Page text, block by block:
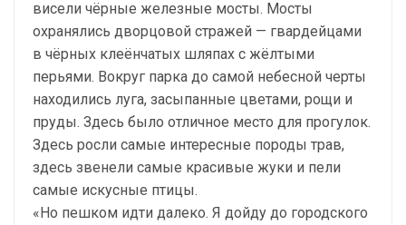
висели чёрные железные мосты. Мосты
охранялись дворцовой стражей — гвардейцами
в чёрных клеёнчатых шляпах с жёлтыми
перьями. Вокруг парка до самой небесной черты
находились луга, засыпанные цветами, рощи и
пруды. Здесь было отличное место для прогулок.
Здесь росли самые интересные породы трав,
здесь звенели самые красивые жуки и пели
самые искусные птицы.
«Но пешком идти далеко. Я дойду до городского